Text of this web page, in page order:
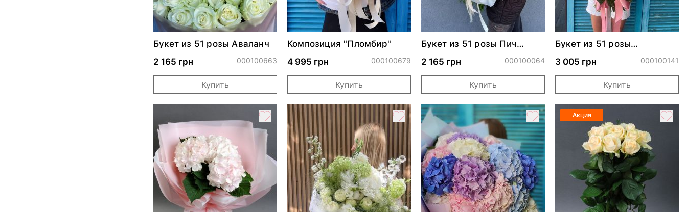
Букет из 51 розы Аваланч
2 165 грн
000100663
Купить
Композиция "Пломбир"
4 995 грн
000100679
Купить
Букет из 51 розы Пич
2 165 грн
000100064
Купить
Букет из 51 розы
3 005 грн
000100141
Купить
Акция